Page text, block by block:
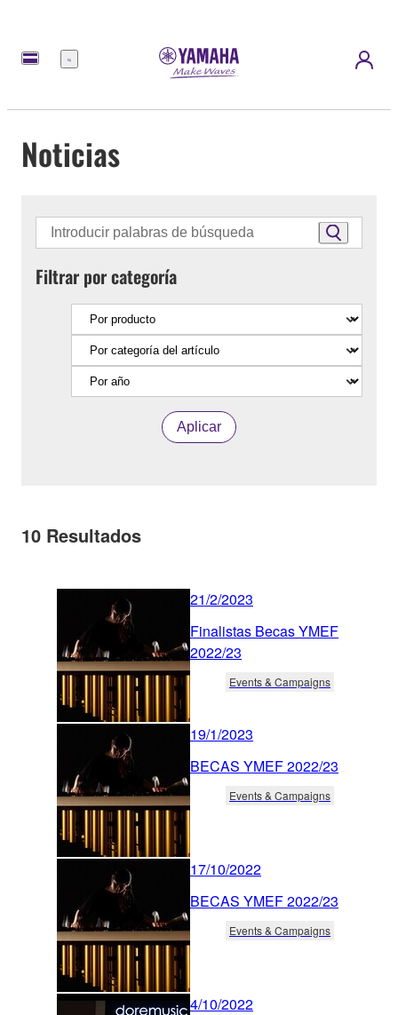
Menú
Noticias
Filtrar por categoría
Aplicar
10 Resultados
21/2/2023
Finalistas Becas YMEF
2022/23
Events & Campaigns
19/1/2023
BECAS YMEF 2022/23
Events & Campaigns
17/10/2022
BECAS YMEF 2022/23
Events & Campaigns
4/10/2022